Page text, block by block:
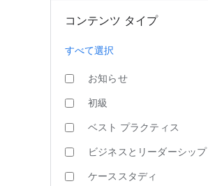
コンテンツ タイプ
すべて選択
お知らせ
初級
ベスト プラクティス
ビジネスとリーダーシップ
ケーススタディ